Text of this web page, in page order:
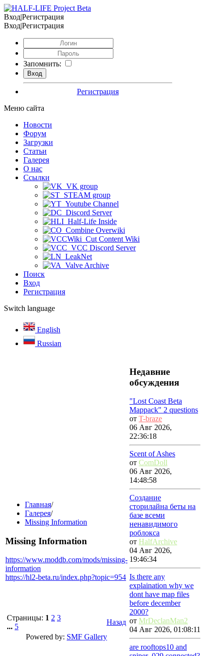
Вход|Регистрация
Вход|Регистрация
Запомнить:
Регистрация
Меню сайта
Новости
Форум
Загрузки
Статьи
Галерея
О нас
Ссылки
VK group
STEAM group
Youtube Channel
Discord Server
Half-Life Inside
Combine Overwiki
Cut Content Wiki
VCC Discord Server
LeakNet
Valve Archive
Поиск
Вход
Регистрация
Switch language
English
Russian
Главная/
Галерея/
Missing Information
Missing Information
https://www.moddb.com/mods/missing-
information
https://hl2-beta.ru/index.php?topic=954
Страницы: 1 2 3
... 5
Назад
Powered by: SMF Gallery
Недавние
обсуждения
"Lost Coast Beta
Mappack" 2 questions
от T-braze
06 Авг 2026,
22:36:18
Scent of Ashes
от ComDoll
06 Авг 2026,
14:48:58
Создание
сторилайна беты на
базе всеми
ненавидимого
роблокса
от HalfArchive
04 Авг 2026,
19:46:34
Is there any
explaination why we
dont have map files
before december
2000?
от MrDeclanMan2
04 Авг 2026, 01:08:11
are rooftops10 and